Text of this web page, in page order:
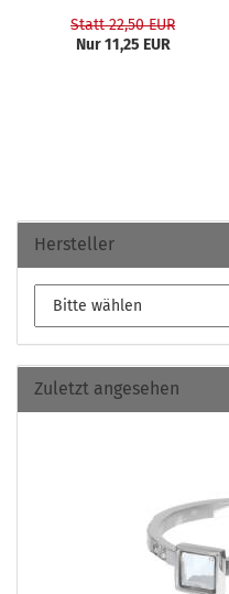
Statt 22,50 EUR
Nur 11,25 EUR
Hersteller
Zuletzt angesehen